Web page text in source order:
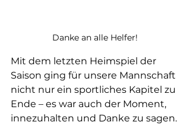
Danke an alle Helfer!
Mit dem letzten Heimspiel der
Saison ging für unsere Mannschaft
nicht nur ein sportliches Kapitel zu
Ende – es war auch der Moment,
innezuhalten und Danke zu sagen.